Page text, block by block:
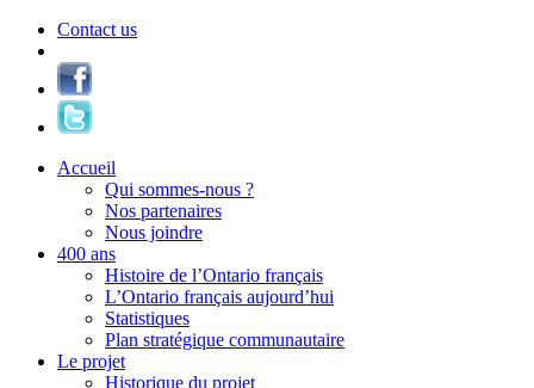
Contact us
Accueil
Qui sommes-nous ?
Nos partenaires
Nous joindre
400 ans
Histoire de l’Ontario français
L’Ontario français aujourd’hui
Statistiques
Plan stratégique communautaire
Le projet
Historique du projet